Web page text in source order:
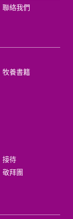
聯絡我們
牧養書籍
接待
敬拜團